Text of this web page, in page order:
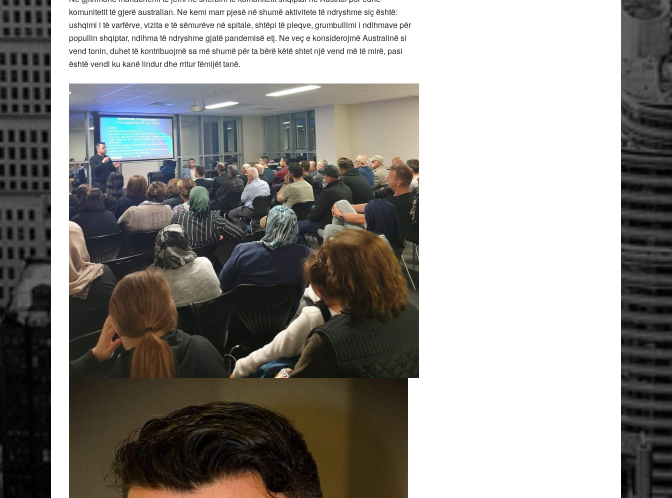
komunitetit të gjerë australian. Ne kemi marr pjesë në shumë aktivitete të ndryshme siç është:
ushqimi i të varfërve, vizita e të sëmurëve në spitale, shtëpi të pleqve, grumbullimi i ndihmave për
popullin shqiptar, ndihma të ndryshme gjatë pandemisë etj. Ne veç e konsiderojmë Australinë si
vend tonin, duhet të kontribuojmë sa më shumë për ta bërë këtë shtet një vend më të mirë, pasi
është vendi ku kanë lindur dhe rritur fëmijët tanë.